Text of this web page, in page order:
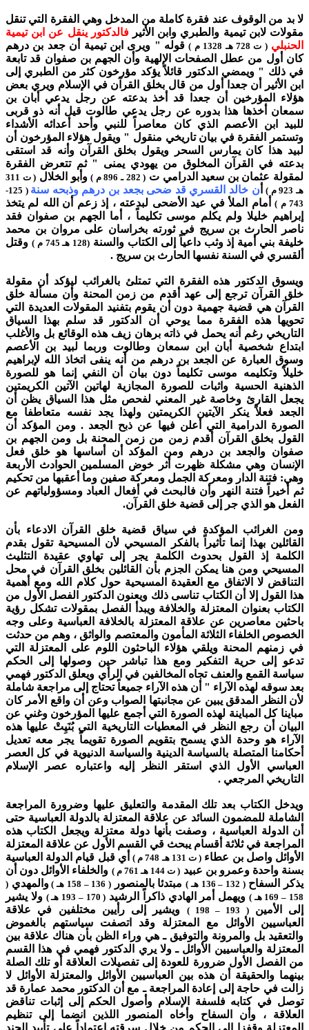
لا بد من الوقوف عند فقرة كاملة من المدخل وهي الفقرة التي تنقل
مقولات لابن تيمية والطبري وابن الأثيرفالدكتور ينقل عن ابن تيمية
الحنبلي ( ت 728 هـ 1328 م )
قوله " ويرى ابن تيمية أن جعد بن درهم
كان أول من عطل الصفحات الإلهية وأن الجهم بن صفوان قد تابعة
في ذلك " ويمضي الدكتور قائلاً يؤكد مؤرخون كثر من الطبري إلى
ابن الأثير أن جعدا أول من قال بخلق القرآن في الإسلام ويري بعض
هؤلاء المؤرخين أن جعدا قد أخذ بدعته عن رجل يدعي أبان بن
سمعان أخذها هذا بدوره عن رجل يدعي طالوت قيل أنه ذو قربى
للبيد ابن الأعصم الذي كان معاصراً للنبي وأحد أعدائه الأشداء
وتستمر الفقرة في بيان تاريخي منقول " ويقول هؤلاء المؤرخون أن
لبيد هذا كان يمارس السحر ويقول بخلق القرآن وأنه قد استقى
بدعته في القرآن المخلوق من يهودي يمنى " ثم تتعرض الفقرة
لمقولة عثمان بن سعيد الدرامي ت ( 282 ـ 896 م ) وأبو الخلال
( ت 311
هـ 923 م )
أن خالد القسري قد ضحى بجعد بن درهم وذبحه سنة
( 125-
743 م )
أمام الملأ في عيد الأضحى لبدعته ، إذ زعم أن الله لم يتخذ
إبراهيم خليلا ولم يكلم موسى تكليماً ، أما الجهم بن صفوان فقد
ناصر الحارث بن سريج في ثورته بخراسان على مروان بن محمد
خليفة بني أمية إذ وثب داعياً إلى الكتاب والسنة (128 هـ 745 م )
وقتل
ألقسري في السنة نفسها الحارث بن سريج .
ويسوق الدكتور هذه الفقرة التي تمتلئ بالغرائب ليؤكد أن مقولة
خلق القرآن ترجع إلى عهد أقدم من زمن المحنة وأن مسألة خلق
القرآن هي قضية جهمية دون أن يقوم بتفنيد المقولات العديدة التي
تحويها هذه الفقرة مما يوحي أن الدكتور قد سلم بهذا السياق
التاريخي رغم أنه يحمل في ذاته برهان زيف هذه الوقائع بل والأغلب
ابتداع شخصية أبان ابن سمعان وطالوت وربما لبيد بن الأعصم
وسوق العبارة عن الجعد بن درهم من أنه ينفى اتخاذ الله لإبراهيم
خليلاً وتكليمه موسى تكليماً دون بيان أن النفي إنما هو للصورة
الذهنية الحسية واثبات للصورة المجازية لهاتين الآتين الكريمتين
يجعل القارئ وخاصة غير المعني لفحص مثل هذا السياق يظن أن
الجعد فعلاً ينكر الآيتين الكريمتين ولهذا يجد نفسه متعاطفا مع
الصورة الدرامية التي أعلن فيها عن ذبح الجعد .ومن المؤكد أن
القول بخلق القرآن أقدم زمن من زمن المحنة بل ومن الجهم بن
صفوان والجعد بن درهم ومن المؤكد أن أساسها هو خلق فعل
الإنسان وهي مشكلة ظهرت أثر خوض المسلمين الحوادث الأربعة
وهي: فتنة الدار ومعركة الجمل ومعركة صفين وما أعقبها من تحكيم
ثم أخيراً فتنة النهر وأن فالبحث في أفعال العباد ومسؤولياتهم عن
الفعل هو الذي جر إلى قضية خلق القرآن.
ومن الغرائب المؤكدة في سياق قضية خلق القرآن الادعاء بأن
القائلين بهذا إنما تأثيراً بالفكر المسيحي لأن المسيحية تقول بقدم
الكلمة إذ القول بحدوث الكلمة يجر إلى تهاوي عقيدة التثليث
المسيحي ومن هنا يمكن الجزم بأن القائلين بخلق القرآن في محل
التناقض لا الاتفاق مع العقيدة المسيحية حول كلام الله ومع أهمية
هذا القول إلا أن الكتاب تناسى ذلك ويعنون الدكتور الفصل الأول من
الكتاب بعنوان المعتزلة والخلافة ويبدأ الفصل بمقولات تشكل رؤية
باحثين معاصرين عن علاقة المعتزلة بالخلافة العباسية وعلى وجه
الخصوص الخلفاء الثلاثة المأمون والمعتصم والواثق ، وهم من حدثت
في زمنهم المحنة ويلقي هؤلاء الباحثون اللوم على المعتزلة التي
تدعو إلى حرية التفكير ومع هذا تباشر حين وصولها إلى الحكم
سياسة القمع والعنف تجاه المخالفين في الرأي ويعلق الدكتور فهمي
بعد سوقه لهذه الآراء " أن هذه الآراء جميعاً تحتاج إلى مراجعة شاملة
لأن النظر المدقق يبين عن مجانبتها الصواب وعن أن واقع الأمر كان
مباينا كل المباينة لهذه الصورة التي أجمع عليها المؤرخون وغني عن
البيان أن رجع النظر في المعطيات التاريخية التي بُنَيِتْ عليها هذه
الآراء هو وحدة الذي يسمح بتقويم الصورة تقويماً يجر معه تعديل
أحكامنا المتصلة بالسياسة الدينية والسياسة الدنيوية في كل العصر
العباسي الأول الذي استقر النظر إليه واعتباره عصر الإسلام
التاريخي المرجعي .
ويدخل الكتاب بعد تلك المقدمة والتعليق عليها وضرورة المراجعة
الشاملة للمضمون السائد عن علاقة المعتزلة بالدولة العباسية حتى
أن الدولة العباسية ، وصفت بأنها دولة معتزلة ويجعل الكتاب هذه
المراجعة في ثلاثة أقسام يبحث قي القسم الأول عن علاقة المعتزلة
الأوائل واصل بن عطاء ( ت 131 هـ 748 م )
أي قبل قيام الدولة العباسية
بسنة واحدة وعمرو بن عبيد ( ت 144 هـ 761 م )
والخلفاء الأوائل دون أن
يذكر السفاح( 132 – 136 هـ ) مبتدئا بالمنصور( 136 – 158 هـ ) والمهدي (
158 – 169 هـ )
ويهمل أمر الهادي ذاكراً الرشيد ( 170 – 193 هـ )
ولا يشير
إلى الأمين( 193 – 198 )
ويشير إلى رأيين مختلفين في علاقة
العباسيين الأوائل مع المعتزلة وقد اتصفت سياستهم بالغموض
والتعقيد بل والمرونة والتوفيق ـ هي وراء الظن بأن هناك علاقة بين
المعتزلة والعباسيين الأوائل ـ ولا يري الدكتور فهمي في هذا القسم
من الفصل الأول ضرورة للعودة إلى تفصيلات العلاقة أو تلك الصلة
بينهما والحقيقة أن هذه بين العباسيين الأوائل والمعتزلة الأوائل لا
زالت في حاجة إلى إعادة المراجعة ـ مع أن الدكتور محمد عمارة قد
توصل في كتابه فلسفة الإسلام وأصول الحكم إلى إثبات تناقض
العلاقة ، وأن السفاح وأخاه المنصور اللذين انضما إلى تنظيم
المعتزلة وقفزا إلى الحكم من خلال سرقته اعتماداً على تأييد الجند